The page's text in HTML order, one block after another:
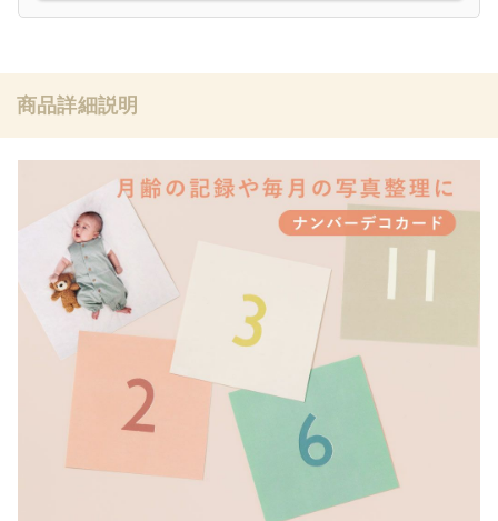
商品詳細説明